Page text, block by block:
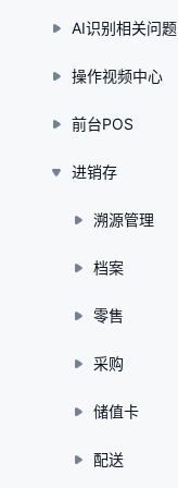
AI识别相关问题
操作视频中心
前台POS
进销存
溯源管理
档案
零售
采购
储值卡
配送